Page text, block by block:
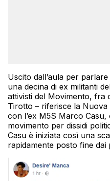
Uscito dall’aula per
una decina di ex militanti
attivisti del Movimento,
Tirotto – riferisce la
con l’ex M5S Marco
movimento per dissidi
Casu è iniziata così una
rapidamente posto fine dai